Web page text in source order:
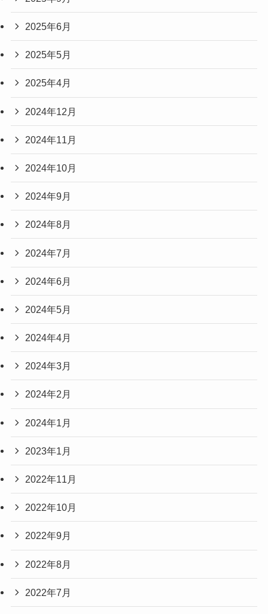
2025年6月
2025年5月
2025年4月
2024年12月
2024年11月
2024年10月
2024年9月
2024年8月
2024年7月
2024年6月
2024年5月
2024年4月
2024年3月
2024年2月
2024年1月
2023年1月
2022年11月
2022年10月
2022年9月
2022年8月
2022年7月